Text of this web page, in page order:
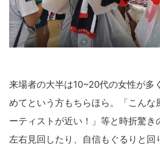
来場者の大半は10~20代の女性が多
めてという方もちらほら。「こんな
ーティストが近い！」等と時折驚
左右見回したり、自信もぐるりと